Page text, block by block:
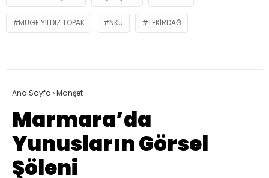
MÜGE YILDIZ TOPAK NKÜ TEKIRDAĞ
Ana Sayfa ›Manşet
Marmara’da
Yunusların Görsel
Şöleni